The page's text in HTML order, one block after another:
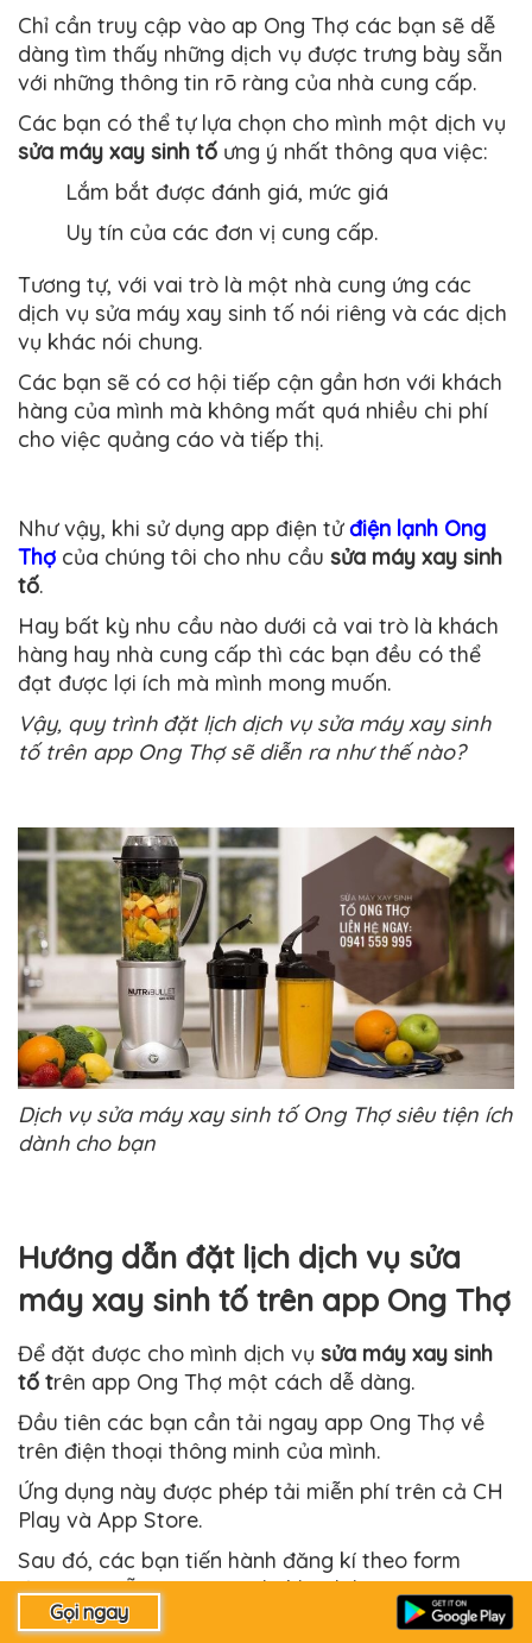
Chỉ cần truy cập vào ap Ong Thợ các bạn sẽ dễ
dàng tìm thấy những dịch vụ được trưng bày sẵn
với những thông tin rõ ràng của nhà cung cấp.
Các bạn có thể tự lựa chọn cho mình một dịch vụ
sửa máy xay sinh tố ưng ý nhất thông qua việc:
Lắm bắt được đánh giá, mức giá
Uy tín của các đơn vị cung cấp.
Tương tự, với vai trò là một nhà cung ứng các
dịch vụ sửa máy xay sinh tố nói riêng và các dịch
vụ khác nói chung.
Các bạn sẽ có cơ hội tiếp cận gần hơn với khách
hàng của mình mà không mất quá nhiều chi phí
cho việc quảng cáo và tiếp thị.
Như vậy, khi sử dụng app điện tửđiện lạnh Ong
Thợ của chúng tôi cho nhu cầu sửa máy xay sinh
tố.
Hay bất kỳ nhu cầu nào dưới cả vai trò là khách
hàng hay nhà cung cấp thì các bạn đều có thể
đạt được lợi ích mà mình mong muốn.
Vậy, quy trình đặt lịch dịch vụ sửa máy xay sinh
tố trên app Ong Thợ sẽ diễn ra như thế nào?
Dịch vụ sửa máy xay sinh tố Ong Thợ siêu tiện ích
dành cho bạn
Hướng dẫn đặt lịch dịch vụ sửa
máy xay sinh tố trên app Ong Thợ
Để đặt được cho mình dịch vụ sửa máy xay sinh
tố trên app Ong Thợ một cách dễ dàng.
Đầu tiên các bạn cần tải ngay app Ong Thợ về
trên điện thoại thông minh của mình.
Ứng dụng này được phép tải miễn phí trên cả CH
Play và App Store.
Sau đó, các bạn tiến hành đăng kí theo form
được tạo sẵn với vai trò là khách hàng.
Một điểm lưu ý trong bước này đó là các bạn cần